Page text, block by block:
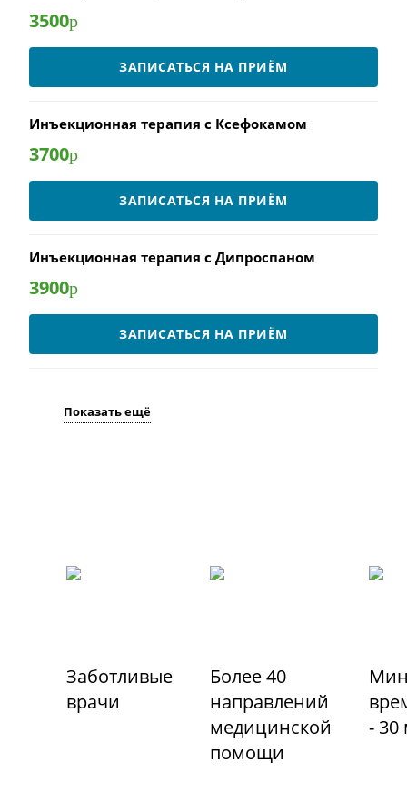
3500р
ЗАПИСАТЬСЯ НА ПРИЁМ
Инъекционная терапия с Ксефокамом
3700р
ЗАПИСАТЬСЯ НА ПРИЁМ
Инъекционная терапия с Дипроспаном
3900р
ЗАПИСАТЬСЯ НА ПРИЁМ
Показать ещё
Заботливые
врачи
Более 40
направлений
медицинской
помощи
- 30